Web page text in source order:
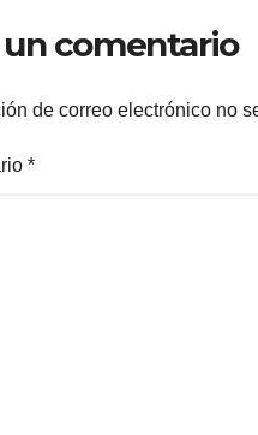
un comentario
de correo electrónico no
*